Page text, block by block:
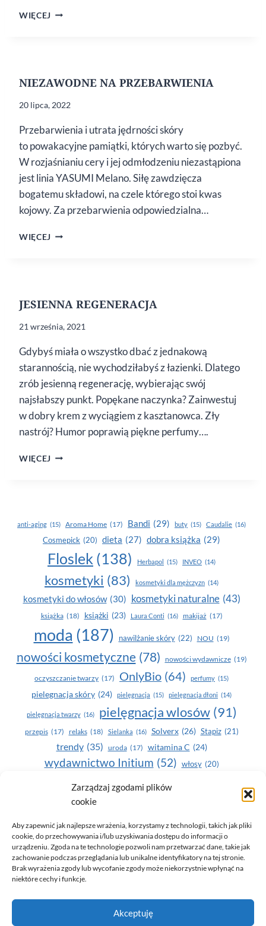
Zarządzaj zgodami plików
cookie
Aby zapewnić jak najlepsze wrażenia, korzystamy z technologii, takich jak pliki
cookie, do przechowywania i/lub uzyskiwania dostępu do informacji o
urządzeniu. Zgoda na te technologie pozwoli nam przetwarzać dane, takie jak
zachowanie podczas przeglądania lub unikalne identyfikatory na tej stronie.
Brak wyrażenia zgody lub wycofanie zgody może niekorzystnie wpłynąć na
niektóre cechy i funkcje.
Akceptuję
WIĘCEJ MEDICAL
NIEZAWODNE NA PRZEBARWIENIA
20 lipca, 2022
Przebarwienia i utrata jędrności skóry
to powakacyjne pamiątki, których warto się pozbyć.
W rozjaśnianiu cery i jej odmłodzeniu niezastąpiona
jest linia YASUMI Melano. Siłę zawdzięcza
bogatemu składowi, na czele którego stoi kwas
kojowy. Za przebarwienia odpowiedzialna…
WIĘCEJ NIEZAWODNE
JESIENNA REGENERACJA
21 września, 2021
Gdybyś miała o wszystko dbać z jednakową
starannością, nie wychodziłabyś z łazienki. Dlatego
zrób jesienną regenerację, wybierając swój
najsłabszy punkt. Popękane naczynka? Zainwestuj
w dobry krem z wyciągiem z kasztanowca. Zły
nastrój? Humor poprawią piękne perfumy….
WIĘCEJ JESIENNA
anti-aging (15) Aroma Home (17) Bandi (29) buty (15) Caudalie (16)
Cosmepick (20) dieta (27) dobra książka (29)
Floslek (138) Herbapol (15) INVEO (14)
kosmetyki (83) kosmetyki dla mężczyzn (14)
kosmetyki do włosów (30) kosmetyki naturalne (43)
książka (18) książki (23) Laura Conti (16) makijaż (17)
moda (187) nawilżanie skóry (22) NOU (19)
nowości kosmetyczne (78) nowości wydawnicze (19)
oczyszczanie twarzy (17) OnlyBio (64) perfumy (15)
pielegnacja skóry (24) pielęgnacja (15) pielęgnacja dłoni (14)
pielęgnacja twarzy (16) pielęgnacja wlosów (91)
przepis (17) relaks (18) Sielanka (16) Solverx (26) Stapiz (21)
trendy (35) uroda (17) witamina C (24)
wydawnictwo Initium (52) włosy (20)
Yasumi(164) zdrowe zęby
zdrowie
© 2026 Only You - portal dla kobiet (uroda, moda, zdrowie)